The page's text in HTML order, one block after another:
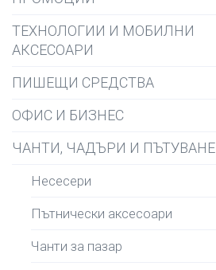
ТЕХНОЛОГИИ И МОБИЛНИ
АКСЕСОАРИ
ПИШЕЩИ СРЕДСТВА
ОФИС И БИЗНЕС
ЧАНТИ, ЧАДЪРИ И ПЪТУВАНЕ
Несесери
Пътнически аксесоари
Чанти за пазар